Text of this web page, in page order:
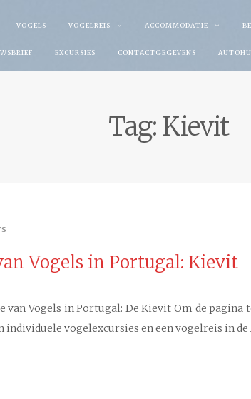
VOGELS VOGELREIS ACCOMMODATIE
EXCURSIES CONTACTGEGEVENS
Tag: Kievit
Vogels in Portugal: Kievit
van Vogels in Portugal: De Kievit Om de
individuele vogelexcursies en een vogelreis in